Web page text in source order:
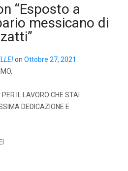
“Esposto a
messicano di
”
on Ottobre 27, 2021
IL LAVORO CHE STAI
DEDICAZIONE E